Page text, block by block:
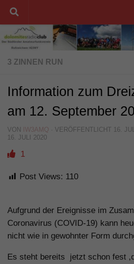
Unter dem Inhalt
3 ZINNEN RUN
Information zum
am 12. September
VON IW3AMQ · VERÖFFENTLICHT 16.
16. JULI 2020
1
Post Views: 110
Aufgrund der Ereignisse im
Coronavirus (COVID-19) kann
nicht wie in gewohnter Form
Es steht bereits jetzt schon fest